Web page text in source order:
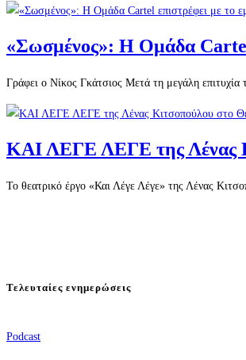
«Σωσμένος»: Η Ομάδα Cartel
Γράφει ο Νίκος Γκάτσιος Μετά τη μεγάλη
ΚΑΙ ΛΕΓΕ ΛΕΓΕ της Λένας
Το θεατρικό έργο «Και Λέγε Λέγε» της Λένας
Τελευταίες ενημερώσεις
Podcast